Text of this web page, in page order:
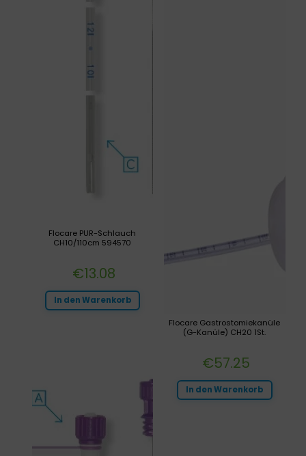
Flocare Gastrostomiekanüle
(G-Kanüle) CH20 1St.
€57.25
In den Warenkorb
Flocare PUR-Schlauch
CH10/110cm 594570
€13.08
In den Warenkorb